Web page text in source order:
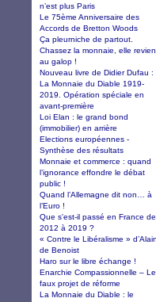
n’est plus Paris
Le 75ème Anniversaire des
Accords de Bretton Woods
Ça pleurniche de partout.
Chassez la monnaie, elle
au galop !
Nouveau livre de Didier Dufau :
La Monnaie du Diable 1919-
2019. Opération spéciale en
avant-première
Loi Elan : le grand bond
(immobilier) en arrière
Elections européennes -
Synthèse des résultats
Monnaie et commerce : quand
l’ignorance effondre le débat
public !
Quand l’Allemagne dit non… à
l’Euro !
Que s'est-il passé en France de
2012 à 2019 ?
« Contre le Libéralisme » d’Alain
de Benoist
Haro sur le libre échange !
Enarchie Compassionnelle – Le
faux projet de réforme
La Monnaie du Diable : le